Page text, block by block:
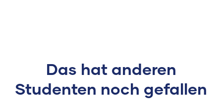
Das hat anderen
Studenten noch gefallen